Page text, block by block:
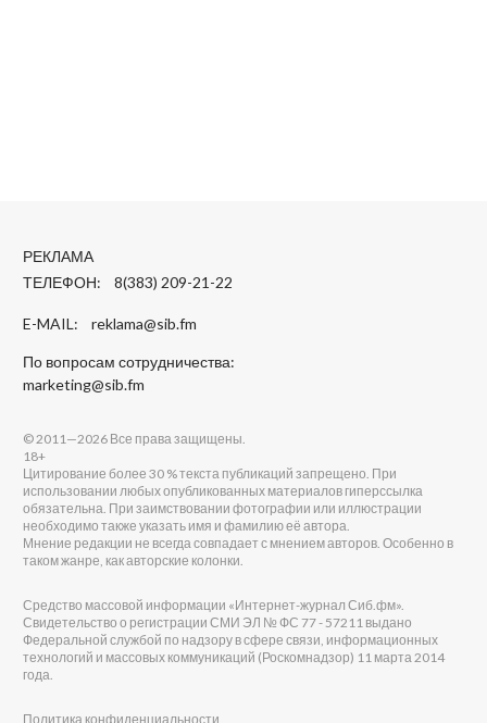
РЕКЛАМА
ТЕЛЕФОН: 8(383) 209-21-22
E-MAIL: reklama@sib.fm
По вопросам сотрудничества:
marketing@sib.fm
© 2011—2026 Все права защищены.
18+
Цитирование более 30 % текста публикаций запрещено. При
использовании любых опубликованных материалов гиперссылка
обязательна. При заимствовании фотографии или иллюстрации
необходимо также указать имя и фамилию её автора.
Мнение редакции не всегда совпадает с мнением авторов. Особенно в
таком жанре, как авторские колонки.
Средство массовой информации «Интернет-журнал Сиб.фм».
Свидетельство о регистрации СМИ ЭЛ № ФС 77 - 57211 выдано
Федеральной службой по надзору в сфере связи, информационных
технологий и массовых коммуникаций (Роскомнадзор) 11 марта 2014
года.
Политика конфиденциальности